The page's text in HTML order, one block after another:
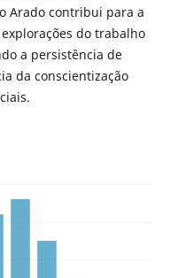
Arado contribui para a
do trabalho
a persistência de
da conscientização